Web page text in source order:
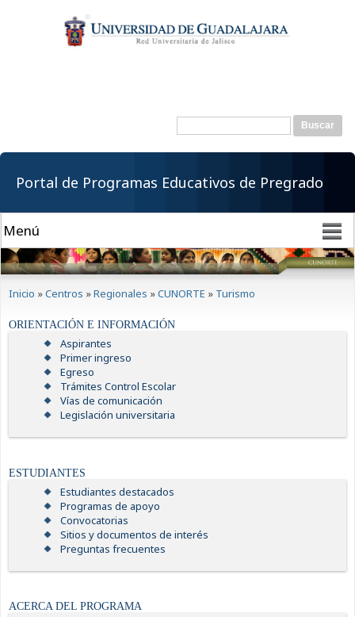
contenido
principal
Formulario de
Buscar
Portal de Programas Educativos de Pregrado
Inicio »Centros »Regionales »CUNORTE » Turismo
ORIENTACIÓN E INFORMACIÓN
Aspirantes
Primer ingreso
Egreso
Trámites Control Escolar
Vías de comunicación
Legislación universitaria
ESTUDIANTES
Estudiantes destacados
Programas de apoyo
Convocatorias
Sitios y documentos de interés
Preguntas frecuentes
ACERCA DEL PROGRAMA